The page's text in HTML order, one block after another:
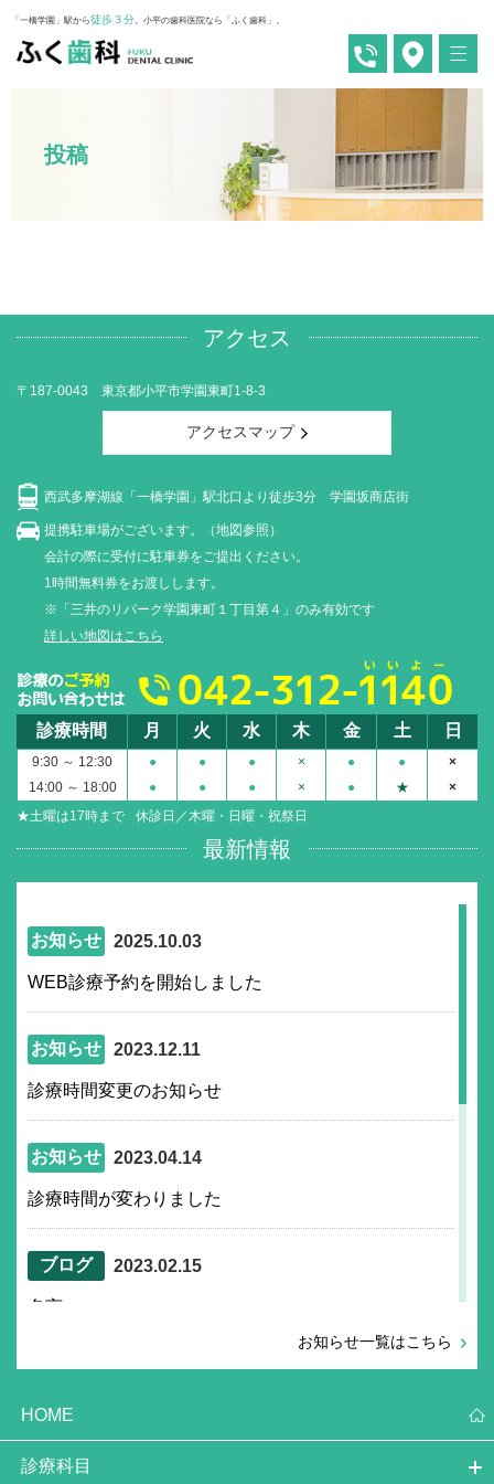
「一橋学園」駅から徒歩３分。小平の歯科医院なら「ふく歯科」。
投稿
アクセス
〒187-0043 東京都小平市学園東町1-8-3
アクセスマップ
西武多摩湖線「一橋学園」駅北口より徒歩3分 学園坂商店街
提携駐車場がございます。（地図参照）
会計の際に受付に駐車券をご提出ください。
1時間無料券をお渡しします。
※「三井のリパーク学園東町１丁目第４」のみ有効です
詳しい地図はこちら
診療時間 月 火 水 木 金 土 日
9:30 ～ 12:30 ● ● ● × ● ●
×
14:00 ～ 18:00
● ● ● × ● ★
×
★土曜は17時まで
休診日／木曜・日曜・祝祭日
最新情報
お知らせ 2025.10.03
WEB診療予約を開始しました
お知らせ 2023.12.11
診療時間変更のお知らせ
お知らせ 2023.04.14
診療時間が変わりました
ブログ 2023.02.15
名言
ブログ 2020.11.18
当院の新型コロナウイルス対策
お知らせ一覧はこちら
HOME
診療科目